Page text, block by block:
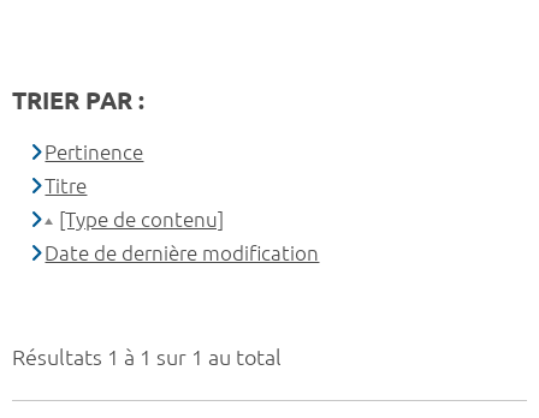
Résultats 1 à 1 sur 1 au total
TRIER PAR :
Pertinence
Titre
[Type de contenu]
Date de dernière modification